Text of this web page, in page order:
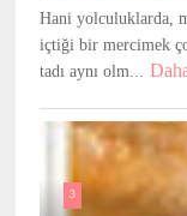
Hani yolculuklarda,
içtiği bir mercimek
tadı aynı olm...
3